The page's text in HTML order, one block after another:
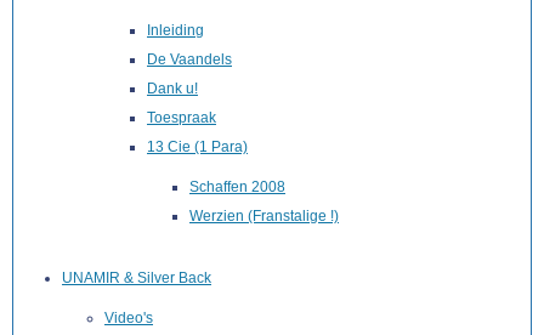
Inleiding
De Vaandels
Dank u!
Toespraak
13 Cie (1 Para)
Schaffen 2008
Werzien (Franstalige !)
UNAMIR & Silver Back
Video's